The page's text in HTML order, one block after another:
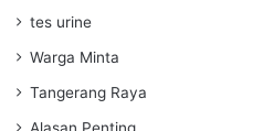
tes urine
Warga Minta
Tangerang Raya